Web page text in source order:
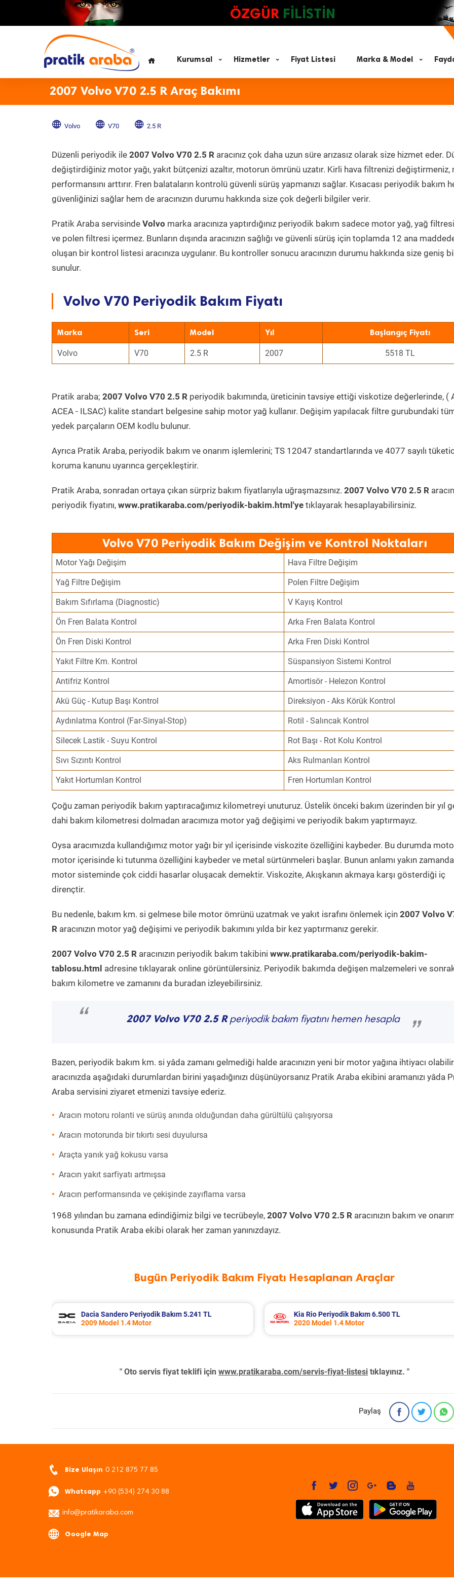
ÖZGÜR FİLİSTİN
Kurumsal Hizmetler Fiyat Listesi Marka & Model
2007 Volvo V70 2.5 R Araç Bakımı
Volvo V70 2.5 R
Düzenli periyodik ile 2007 Volvo V70 2.5 R aracınız çok daha uzun süre arızasız olarak size hizmet eder.
değiştirdiğiniz motor yağı, yakıt bütçenizi azaltır, motorun ömrünü uzatır. Kirli hava filtrenizi
performansını arttırır. Fren balataların kontrolü güvenli sürüş yapmanızı sağlar. Kısacası periyodik bakım
güvenliğinizi sağlar hem de aracınızın durumu hakkında size çok değerli bilgiler verir.
Pratik Araba servisinde Volvo marka aracınıza yaptırdığınız periyodik bakım sadece motor yağ, yağ
ve polen filtresi içermez. Bunların dışında aracınızın sağlığı ve güvenli sürüş için toplamda 12 ana
oluşan bir kontrol listesi aracınıza uygulanır. Bu kontroller sonucu aracınızın durumu hakkında size geniş
sunulur.
Volvo V70 Periyodik Bakım Fiyatı
Marka Seri Model Yıl Başlangıç Fiyatı
Volvo V70 2.5 R 2007 5518 TL
Pratik araba; 2007 Volvo V70 2.5 R periyodik bakımında, üreticinin tavsiye ettiği viskotize değerlerinde, (
ACEA - ILSAC) kalite standart belgesine sahip motor yağ kullanır. Değişim yapılacak filtre gurubundaki
yedek parçaların OEM kodlu bulunur.
Ayrıca Pratik Araba, periyodik bakım ve onarım işlemlerini; TS 12047 standartlarında ve 4077 sayılı
koruma kanunu uyarınca gerçekleştirir.
Pratik Araba, sonradan ortaya çıkan sürpriz bakım fiyatlarıyla uğraşmazsınız. 2007 Volvo V70 2.5 R aracın
periyodik fiyatını, www.pratikaraba.com/periyodik-bakim.html'ye tıklayarak hesaplayabilirsiniz.
Volvo V70 Periyodik Bakım Değişim ve Kontrol Noktaları
Motor Yağı Değişim Hava Filtre Değişim
Yağ Filtre Değişim Polen Filtre Değişim
Bakım Sıfırlama (Diagnostic) V Kayış Kontrol
Ön Fren Balata Kontrol Arka Fren Balata Kontrol
Ön Fren Diski Kontrol Arka Fren Diski Kontrol
Yakıt Filtre Km. Kontrol Süspansiyon Sistemi Kontrol
Antifriz Kontrol Amortisör - Helezon Kontrol
Akü Güç - Kutup Başı Kontrol Direksiyon - Aks Körük Kontrol
Aydınlatma Kontrol (Far-Sinyal-Stop) Rotil - Salıncak Kontrol
Silecek Lastik - Suyu Kontrol Rot Başı - Rot Kolu Kontrol
Sıvı Sızıntı Kontrol Aks Rulmanları Kontrol
Yakıt Hortumları Kontrol Fren Hortumları Kontrol
Çoğu zaman periyodik bakım yaptıracağımız kilometreyi unuturuz. Üstelik önceki bakım üzerinden bir yıl
dahi bakım kilometresi dolmadan aracımıza motor yağ değişimi ve periyodik bakım yaptırmayız.
Oysa aracımızda kullandığımız motor yağı bir yıl içerisinde viskozite özelliğini kaybeder. Bu durumda
motor içerisinde ki tutunma özelliğini kaybeder ve metal sürtünmeleri başlar. Bunun anlamı yakın zamanda
motor sisteminde çok ciddi hasarlar oluşacak demektir. Viskozite, Akışkanın akmaya karşı gösterdiği iç
dirençtir.
Bu nedenle, bakım km. si gelmese bile motor ömrünü uzatmak ve yakıt israfını önlemek için 2007 Volvo
R aracınızın motor yağ değişimi ve periyodik bakımını yılda bir kez yaptırmanız gerekir.
2007 Volvo V70 2.5 R aracınızın periyodik bakım takibini www.pratikaraba.com/periyodik-bakim-
tablosu.html adresine tıklayarak online görüntülersiniz. Periyodik bakımda değişen malzemeleri ve
bakım kilometre ve zamanını da buradan izleyebilirsiniz.
“ 2007 Volvo V70 2.5 Rperiyodik bakım fiyatını hemen hesapla
”
Bazen, periyodik bakım km. si yâda zamanı gelmediği halde aracınızın yeni bir motor yağına ihtiyacı
aracınızda aşağıdaki durumlardan birini yaşadığınızı düşünüyorsanız Pratik Araba ekibini aramanızı yâda
Araba servisini ziyaret etmenizi tavsiye ederiz.
Aracın motoru rolanti ve sürüş anında olduğundan daha gürültülü çalışıyorsa
Aracın motorunda bir tıkırtı sesi duyulursa
Araçta yanık yağ kokusu varsa
Aracın yakıt sarfiyatı artmışsa
Aracın performansında ve çekişinde zayıflama varsa
1968 yılından bu zamana edindiğimiz bilgi ve tecrübeyle, 2007 Volvo V70 2.5 R aracınızın bakım ve
konusunda Pratik Araba ekibi olarak her zaman yanınızdayız.
Bugün Periyodik Bakım Fiyatı Hesaplanan Araçlar
Kia Rio Periyodik Bakım 6.500 TL
2020 Model 1.4 Motor
Fiat Punto Periyodik Bakım 6.209 TL
2009 Model 1.4 Motor
" Oto servis fiyat teklifi için www.pratikaraba.com/servis-fiyat-listesi tıklayınız. "
Paylaş
Bize Ulaşın 0 212 875 77 85
Whatsapp +90 (534) 274 30 88
info@pratikaraba.com
Google Map